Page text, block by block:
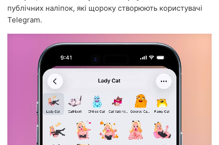
публічних наліпок, які щороку створюють користувачі
Telegram.